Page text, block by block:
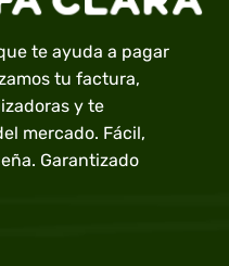
te ayuda a pagar
tu factura,
y te
mercado. Fácil,
Garantizado